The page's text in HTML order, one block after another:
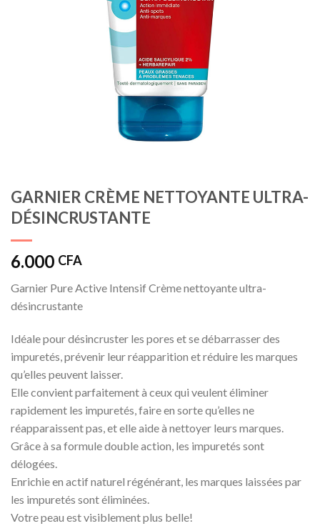
GARNIER CRÈME NETTOYANTE ULTRA-
DÉSINCRUSTANTE
6.000 CFA
Garnier Pure Active Intensif Crème nettoyante ultra-
désincrustante
Idéale pour désincruster les pores et se débarrasser des
impuretés, prévenir leur réapparition et réduire les marques
qu’elles peuvent laisser.
Elle convient parfaitement à ceux qui veulent éliminer
rapidement les impuretés, faire en sorte qu’elles ne
réapparaissent pas, et elle aide à nettoyer leurs marques.
Grâce à sa formule double action, les impuretés sont
délogées.
Enrichie en actif naturel régénérant, les marques laissées par
les impuretés sont éliminées.
Votre peau est visiblement plus belle!